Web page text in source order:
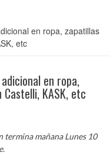
en ropa, zapatillas
etc
en ropa,
KASK, etc
termina mañana Lunes 10